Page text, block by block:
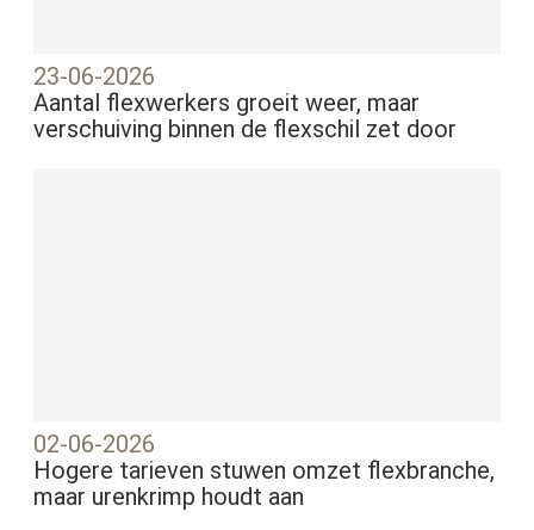
23-06-2026
Aantal flexwerkers groeit weer, maar
verschuiving binnen de flexschil zet door
02-06-2026
Hogere tarieven stuwen omzet flexbranche,
maar urenkrimp houdt aan